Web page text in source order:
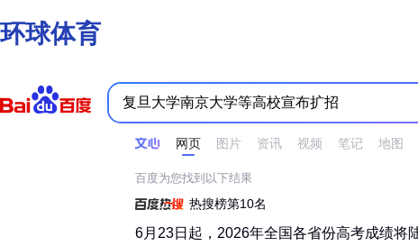
环球体育
网页 图片 资讯 视频 笔记 地图
时间不限 所有网页和文件 站点内检索
百度为您找到以下结果
热搜榜第10名
6月23日起，2026年全国各省份高考成绩将